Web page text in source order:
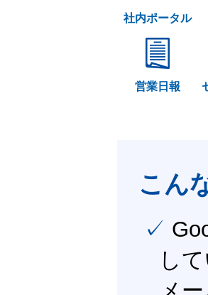
社内ポータル
営業日報
こん
✓ Google Workspace（旧G Suite） を社内で導入
し